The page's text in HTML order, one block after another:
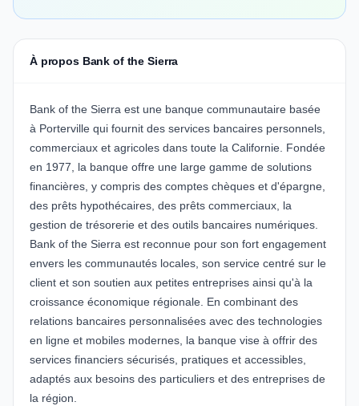
À propos Bank of the Sierra
Bank of the Sierra est une banque communautaire basée
à Porterville qui fournit des services bancaires personnels,
commerciaux et agricoles dans toute la Californie. Fondée
en 1977, la banque offre une large gamme de solutions
financières, y compris des comptes chèques et d'épargne,
des prêts hypothécaires, des prêts commerciaux, la
gestion de trésorerie et des outils bancaires numériques.
Bank of the Sierra est reconnue pour son fort engagement
envers les communautés locales, son service centré sur le
client et son soutien aux petites entreprises ainsi qu'à la
croissance économique régionale. En combinant des
relations bancaires personnalisées avec des technologies
en ligne et mobiles modernes, la banque vise à offrir des
services financiers sécurisés, pratiques et accessibles,
adaptés aux besoins des particuliers et des entreprises de
la région.